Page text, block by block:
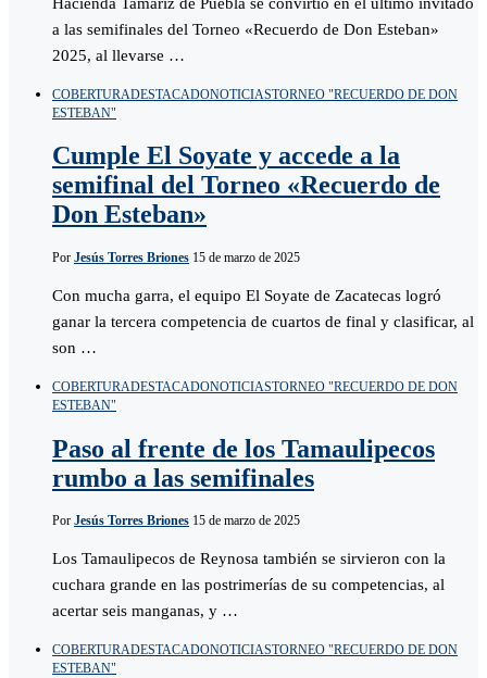
a las semifinales del Torneo «Recuerdo de Don Esteban»
2025, al llevarse …
COBERTURADESTACADONOTICIASTORNEO "RECUERDO DE DON
ESTEBAN"
Cumple El Soyate y accede a la
semifinal del Torneo «Recuerdo de
Don Esteban»
Por Jesús Torres Briones 15 de marzo de 2025
Con mucha garra, el equipo El Soyate de Zacatecas logró
ganar la tercera competencia de cuartos de final y clasificar, al
son …
COBERTURADESTACADONOTICIASTORNEO "RECUERDO DE DON
ESTEBAN"
Paso al frente de los Tamaulipecos
rumbo a las semifinales
Por Jesús Torres Briones 15 de marzo de 2025
Los Tamaulipecos de Reynosa también se sirvieron con la
cuchara grande en las postrimerías de su competencias, al
acertar seis manganas, y …
COBERTURADESTACADONOTICIASTORNEO "RECUERDO DE DON
ESTEBAN"